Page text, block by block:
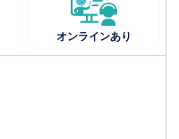
オンラインあり